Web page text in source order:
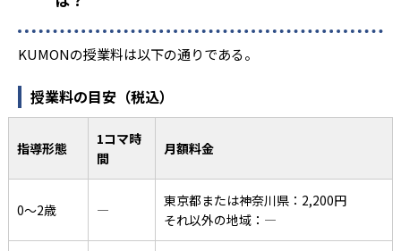
KUMONの授業料は以下の通りである。
授業料の目安（税込）
指導形態
1コマ時
間
月額料金
0〜2歳 ―
東京都または神奈川県：2,200円
それ以外の地域：―